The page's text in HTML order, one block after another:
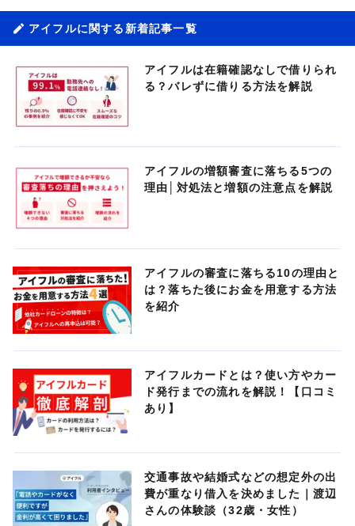
アイフルに関する新着記事一覧
アイフルは在籍確認なしで借りられ
る？バレずに借りる方法を解説
アイフルの増額審査に落ちる5つの
理由│対処法と増額の注意点を解説
アイフルの審査に落ちる10の理由と
は？落ちた後にお金を用意する方法
を紹介
アイフルカードとは？使い方やカー
ド発行までの流れを解説！【口コミ
あり】
交通事故や結婚式などの想定外の出
費が重なり借入を決めました｜渡辺
さんの体験談（32歳・女性）